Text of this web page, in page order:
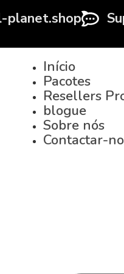
planet.shop
Início
Pacotes
Resellers
blogue
Sobre nós
Contactar-